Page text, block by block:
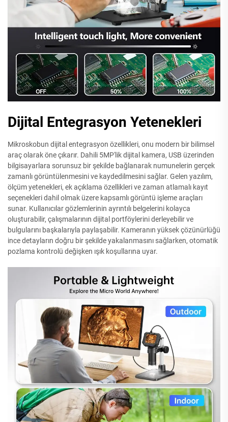
Dijital Entegrasyon Yetenekleri
Mikroskobun dijital entegrasyon özellikleri, onu modern bir bilimsel
araç olarak öne çıkarır. Dahili 5MP'lik dijital kamera, USB üzerinden
bilgisayarlara sorunsuz bir şekilde bağlanarak numunelerin gerçek
zamanlı görüntülenmesini ve kaydedilmesini sağlar. Gelen yazılım,
ölçüm yetenekleri, ek açıklama özellikleri ve zaman atlamalı kayıt
seçenekleri dahil olmak üzere kapsamlı görüntü işleme araçları
sunar. Kullanıcılar gözlemlerinin ayrıntılı belgelerini kolayca
oluşturabilir, çalışmalarının dijital portföylerini derleyebilir ve
bulgularını başkalarıyla paylaşabilir. Kameranın yüksek çözünürlüğü
ince detayların doğru bir şekilde yakalanmasını sağlarken, otomatik
pozlama kontrolü değişken ışık koşullarına uyar.